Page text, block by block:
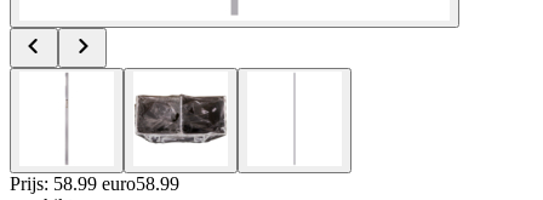
Prijs: 58.99 euro58.99